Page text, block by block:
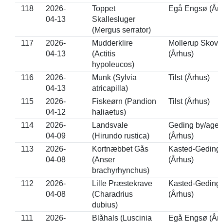
118
2026-
04-13
Toppet
Skallesluger
(Mergus serrator)
Egå Engsø
117
2026-
04-13
Mudderklire
(Actitis
hypoleucos)
Mollerup Skov
(Århus)
116
2026-
04-13
Munk (Sylvia
atricapilla)
Tilst (Århus)
115
2026-
04-12
Fiskeørn (Pandion
haliaetus)
Tilst (Århus)
114
2026-
04-09
Landsvale
(Hirundo rustica)
Geding by/
(Århus)
113
2026-
04-08
Kortnæbbet Gås
(Anser
brachyrhynchus)
Kasted-
(Århus)
112
2026-
04-08
Lille Præstekrave
(Charadrius
dubius)
Kasted-
(Århus)
111
2026-
Blåhals (Luscinia
Egå Engsø